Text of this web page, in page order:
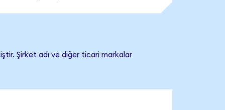
Şirket adı ve diğer ticari markalar